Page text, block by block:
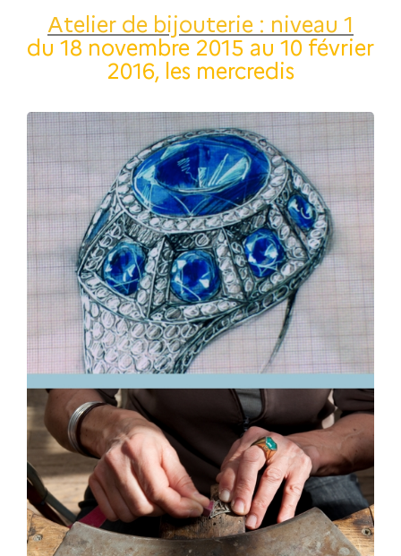
Atelier de bijouterie : niveau 1
du 18 novembre 2015 au 10 février
2016, les mercredis